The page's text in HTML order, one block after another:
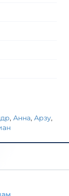
, Анна, Арзу,